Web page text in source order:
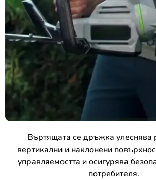
Въртящата се дръжка улеснява
вертикални и наклонени
управляемостта и осигурява
потребителя.